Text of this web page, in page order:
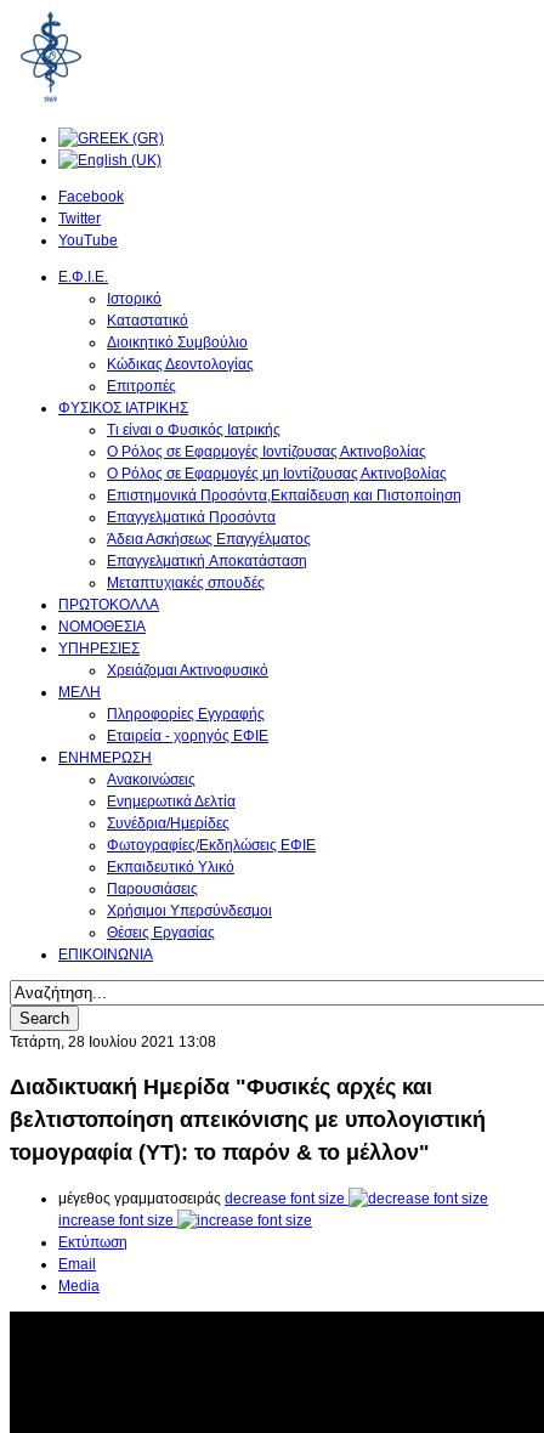
Facebook
Twitter
YouTube
Ε.Φ.Ι.Ε.
Ιστορικό
Καταστατικό
Διοικητικό Συμβούλιο
Κώδικας Δεοντολογίας
Επιτροπές
ΦΥΣΙΚΟΣ ΙΑΤΡΙΚΗΣ
Τι είναι ο Φυσικός Ιατρικής
O Ρόλος σε Εφαρμογές Ιοντίζουσας Ακτινοβολίας
O Ρόλος σε Εφαρμογές μη Ιοντίζουσας Ακτινοβολίας
Επιστημονικά Προσόντα,Εκπαίδευση και Πιστοποίηση
Επαγγελματικά Προσόντα
Άδεια Ασκήσεως Επαγγέλματος
Επαγγελματική Aποκατάσταση
Μεταπτυχιακές σπουδές
ΠΡΩΤΟΚΟΛΛΑ
ΝΟΜΟΘΕΣΙΑ
ΥΠΗΡΕΣΙΕΣ
Χρειάζομαι Ακτινοφυσικό
ΜΕΛΗ
Πληροφορίες Εγγραφής
Εταιρεία - χορηγός ΕΦΙΕ
ΕΝΗΜΕΡΩΣΗ
Ανακοινώσεις
Ενημερωτικά Δελτία
Συνέδρια/Ημερίδες
Φωτογραφίες/Εκδηλώσεις ΕΦΙΕ
Εκπαιδευτικό Υλικό
Παρουσιάσεις
Χρήσιμοι Υπερσύνδεσμοι
Θέσεις Εργασίας
ΕΠΙΚΟΙΝΩΝΙΑ
Search
Τετάρτη, 28 Ιουλίου 2021 13:08
Διαδικτυακή Ημερίδα "Φυσικές αρχές και
βελτιστοποίηση απεικόνισης με υπολογιστική
τομογραφία (ΥΤ): το παρόν & το μέλλον"
μέγεθος γραμματοσειράς decrease font size
increase font size
Εκτύπωση
Email
Media